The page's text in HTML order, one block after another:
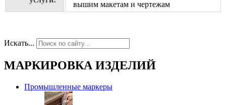
вышим макетам и чертежам
Искать...
МАРКИРОВКА ИЗДЕЛИЙ
Промышленные маркеры